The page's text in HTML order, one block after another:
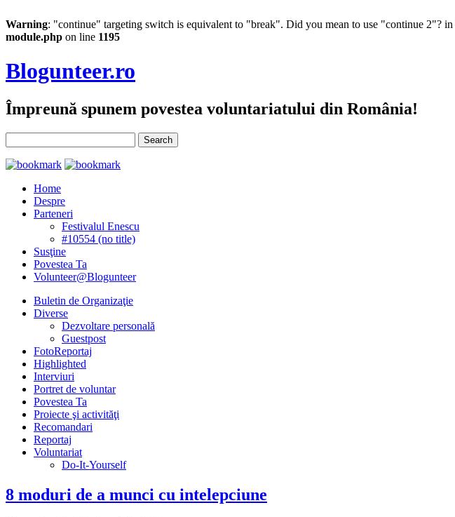
Warning: "continue" targeting switch is equivalent to "break". Did you mean to use "continue 2"? in
module.php on line 1195
Blogunteer.ro
Împreună spunem povestea voluntariatului din România!
Home
Despre
Parteneri
Festivalul Enescu
#10554 (no title)
Susţine
Povestea Ta
Volunteer@Blogunteer
Buletin de Organizaţie
Diverse
Dezvoltare personală
Guestpost
FotoReportaj
Highlighted
Interviuri
Portret de voluntar
Povestea Ta
Proiecte şi activităţi
Recomandari
Reportaj
Voluntariat
Do-It-Yourself
8 moduri de a munci cu intelepciune